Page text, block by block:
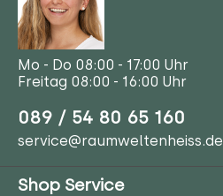
Mo - Do 08:00 - 17:00 Uhr
Freitag 08:00 - 16:00 Uhr
089 / 54 80 65 160
service@raumweltenheiss.de
Shop Service